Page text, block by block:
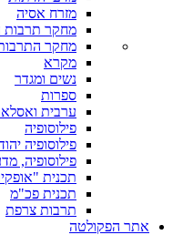
מזרח אסיה
מחקר תרבות
מחקר
מקרא
נשים ומגדר
ספרות
ערבית
פילוסופיה
פילוסופיה
פילוסופיה,
תכנית
תכנית פכ"מ
תרבות צרפת
אתר הפקולטה